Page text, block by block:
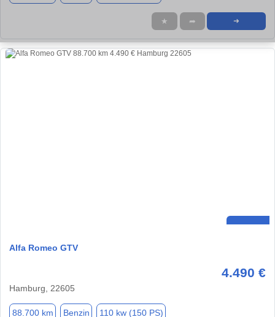
★ ➦ ➜
Alfa Romeo GTV
4.490 €
Hamburg, 22605
88.700 km Benzin 110 kw (150 PS)